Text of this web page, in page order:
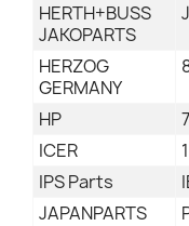
HERTH+BUSS
JAKOPARTS
HERZOG
GERMANY
HP
ICER
IPS Parts
JAPANPARTS